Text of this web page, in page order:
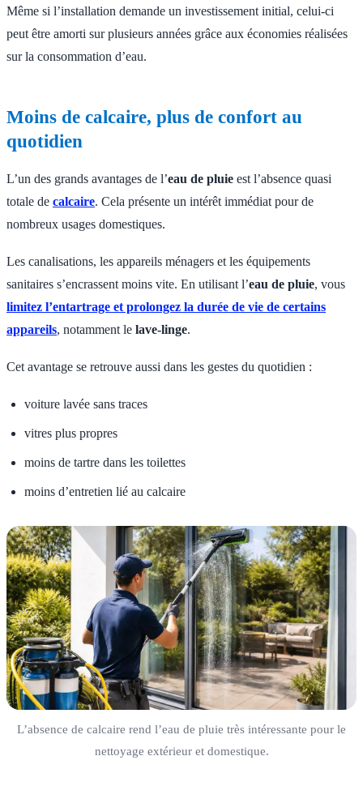
Même si l’installation demande un investissement initial, celui-ci
peut être amorti sur plusieurs années grâce aux économies réalisées
sur la consommation d’eau.
Moins de calcaire, plus de confort au
quotidien
L’un des grands avantages de l’eau de pluie est l’absence quasi
totale de calcaire. Cela présente un intérêt immédiat pour de
nombreux usages domestiques.
Les canalisations, les appareils ménagers et les équipements
sanitaires s’encrassent moins vite. En utilisant l’eau de pluie, vous
limitez l’entartrage et prolongez la durée de vie de certains
appareils, notamment le lave-linge.
Cet avantage se retrouve aussi dans les gestes du quotidien :
voiture lavée sans traces
vitres plus propres
moins de tartre dans les toilettes
moins d’entretien lié au calcaire
L’absence de calcaire rend l’eau de pluie très intéressante pour le
nettoyage extérieur et domestique.